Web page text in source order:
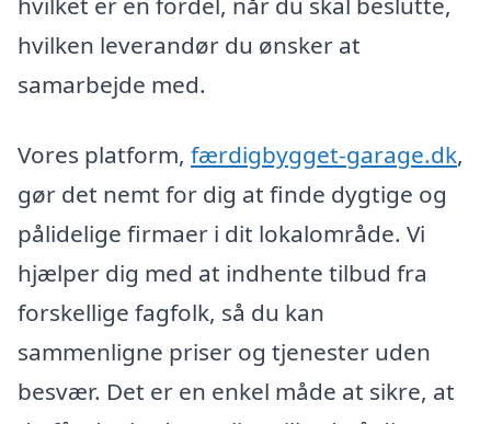
hvilken leverandør du ønsker at
samarbejde med.
Vores platform, færdigbygget-garage.dk,
gør det nemt for dig at finde dygtige og
pålidelige firmaer i dit lokalområde. Vi
hjælper dig med at indhente tilbud fra
forskellige fagfolk, så du kan
sammenligne priser og tjenester uden
besvær. Det er en enkel måde at sikre, at